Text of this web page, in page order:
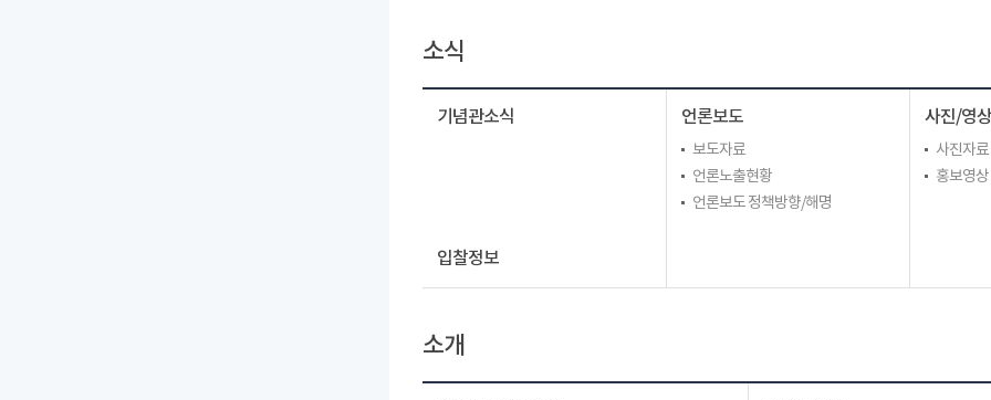
소식
기념관소식 언론보도
보도자료
언론노출현황
언론보도 정책방향/해명
사진/영상
사진자료
홍보영상
입찰정보
소개